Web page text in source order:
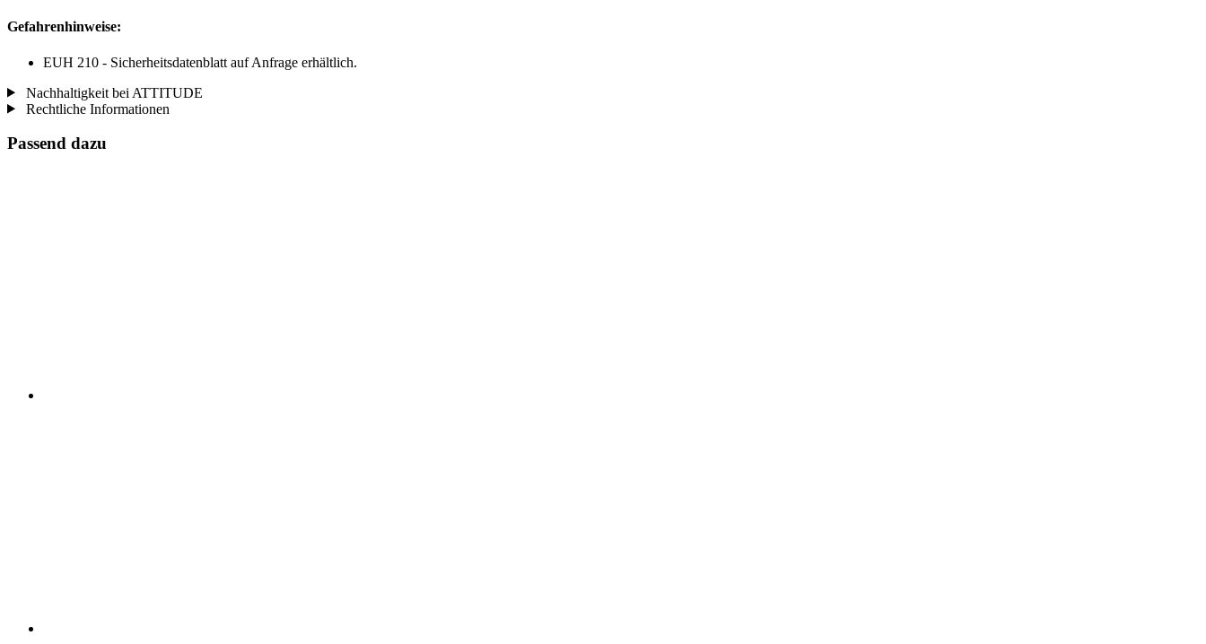
Gefahrenhinweise:
EUH 210 - Sicherheitsdatenblatt auf Anfrage erhältlich.
Nachhaltigkeit bei ATTITUDE
Rechtliche Informationen
Passend dazu